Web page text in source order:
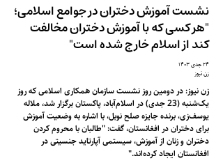
نشست آموزش دختران در جوامع اسلامی؛
"هر کسی که با آموزش دختران مخالفت
کند از اسلام خارج شده است"
۲۴ جدی ۱۴۰۳
زن نیوز
زن نیوز: در دومین روز نشست سازمان همکاری اسلامی که روز
یک‌شنبه (23 جدی) در اسلام‌آباد، پاکستان برگزار شد، ملاله
یوسف‌زی، برنده جایزه صلح نوبل، با اشاره به وضعیت آموزش
برای دختران در افغانستان، گفت: "طالبان با محروم کردن
دختران و زنان از آموزش، سیستمی آپارتاید جنسیتی در
افغانستان ایجاد کرده‌اند."